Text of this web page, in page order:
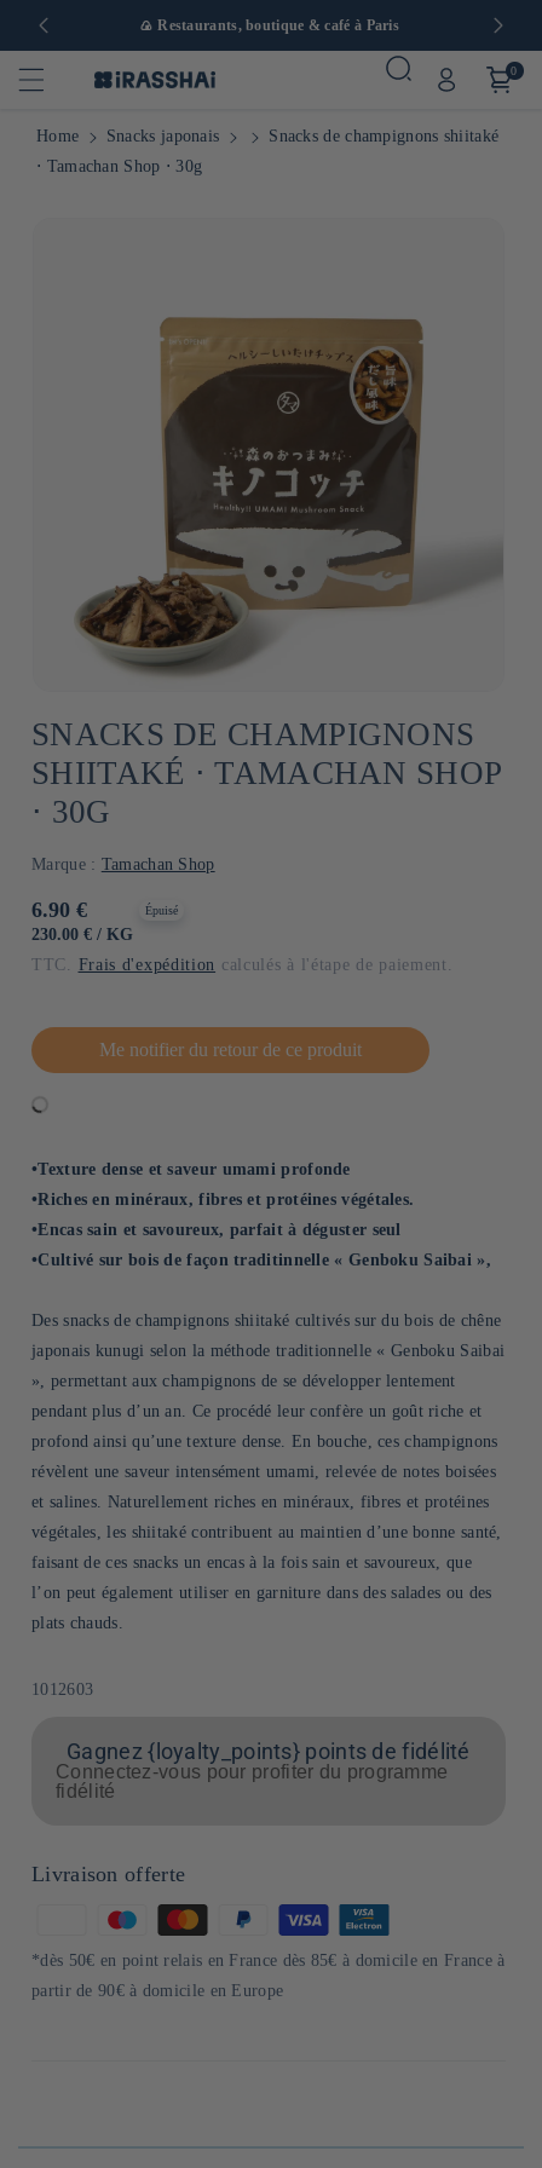
Europe 🍙 Restaurants, boutique & café à Paris
0
Home Snacks japonais
Snacks de champignons shiitaké
⋅ Tamachan Shop ⋅ 30g
SNACKS DE CHAMPIGNONS
SHIITAKÉ ⋅ TAMACHAN SHOP
⋅ 30G
Marque : Tamachan Shop
Prix
habituel
6.90 €
PRIX
230.00 € / PAR
KG
Épuisé
TTC. Frais d'expédition calculés à l'étape de paiement.
Me notifier du retour de ce produit
•Texture dense et saveur umami profonde
•Riches en minéraux, fibres et protéines végétales.
•Encas sain et savoureux, parfait à déguster seul
•Cultivé sur bois de façon traditinnelle « Genboku Saibai »,
Des snacks de champignons shiitaké cultivés sur du bois de chêne
japonais kunugi selon la méthode traditionnelle « Genboku Saibai
», permettant aux champignons de se développer lentement
pendant plus d’un an. Ce procédé leur confère un goût riche et
profond ainsi qu’une texture dense. En bouche, ces champignons
révèlent une saveur intensément umami, relevée de notes boisées
et salines. Naturellement riches en minéraux, fibres et protéines
végétales, les shiitaké contribuent au maintien d’une bonne santé,
faisant de ces snacks un encas à la fois sain et savoureux, que
l’on peut également utiliser en garniture dans des salades ou des
plats chauds.
SKU:
1012603
Gagnez {loyalty_points} points de fidélité
Connectez-vous pour profiter du programme
fidélité
Livraison offerte
de
paiement
*dès 50€ en point relais en France dès 85€ à domicile en France à
partir de 90€ à domicile en Europe